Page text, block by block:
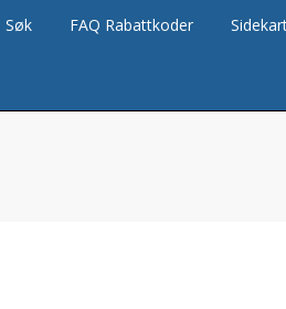
Søk FAQ Rabattkoder